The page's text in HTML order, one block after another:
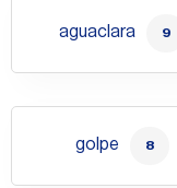
aguaclara 9
golpe 8